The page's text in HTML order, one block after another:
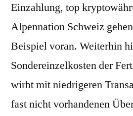
Einzahlung, top
Alpennation Schweiz
Beispiel voran. Weiterhin
Sondereinzelkosten der
wirbt mit niedrigeren
fast nicht vorhandenen